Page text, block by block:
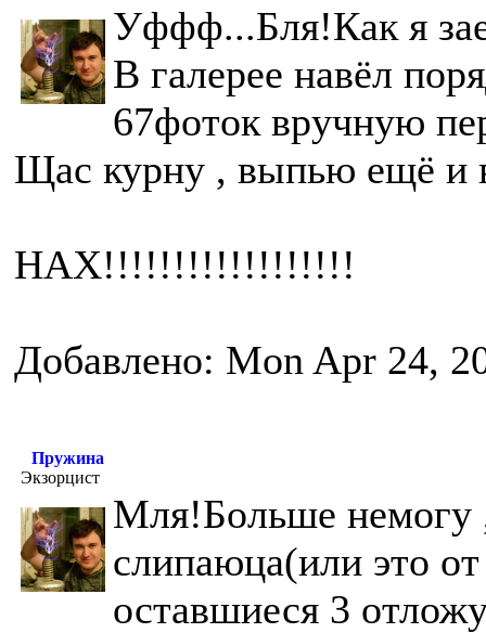
Уффф...Бля!Как я
В галерее навёл
67фоток вручную
Щас курну , выпью ещё и
НАХ!!!!!!!!!!!!!!!!!!
Добавлено: Mon Apr 24,
Пружина
Экзорцист
Мля!Больше немогу
слипаюца(или это
оставшиеся 3